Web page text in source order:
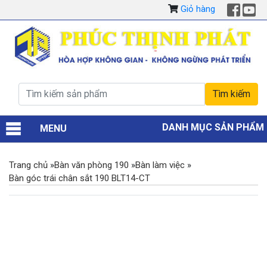
Giỏ hàng
MENU DANH MỤC SẢN PHẨM
Trang chủ »Bàn văn phòng 190 »Bàn làm việc »
Bàn góc trái chân sắt 190 BLT14-CT